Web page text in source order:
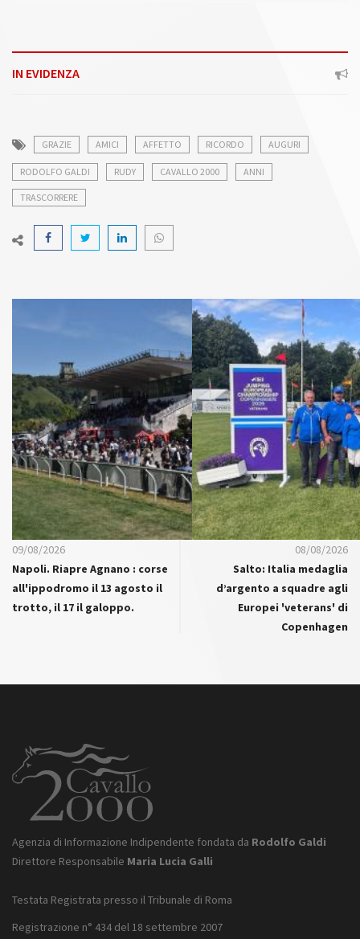
IN EVIDENZA
GRAZIE AMICI AFFETTO RICORDO AUGURI
RODOLFO GALDI RUDY CAVALLO 2000 ANNI
TRASCORRERE
09/08/2026
Napoli. Riapre Agnano : corse
all'ippodromo il 13 agosto il
trotto, il 17 il galoppo.
08/08/2026
Salto: Italia medaglia
d’argento a squadre agli
Europei 'veterans' di
Copenhagen
Agenzia di Informazione Indipendente fondata da Rodolfo Galdi
Direttore Responsabile Maria Lucia Galli
Testata Registrata presso il Tribunale di Roma
Registrazione n° 434 del 18 settembre 2007